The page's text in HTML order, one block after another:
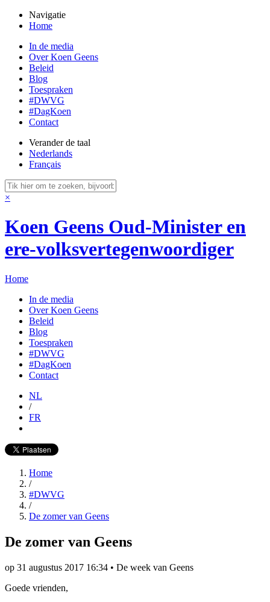
Navigatie
Home
In de media
Over Koen Geens
Beleid
Blog
Toespraken
#DWVG
#DagKoen
Contact
Verander de taal
Nederlands
Français
×
Koen Geens Oud-Minister en
ere-volksvertegenwoordiger
Home
In de media
Over Koen Geens
Beleid
Blog
Toespraken
#DWVG
#DagKoen
Contact
NL
/
FR
Home
/
#DWVG
/
De zomer van Geens
De zomer van Geens
op 31 augustus 2017 16:34 • De week van Geens
Goede vrienden,